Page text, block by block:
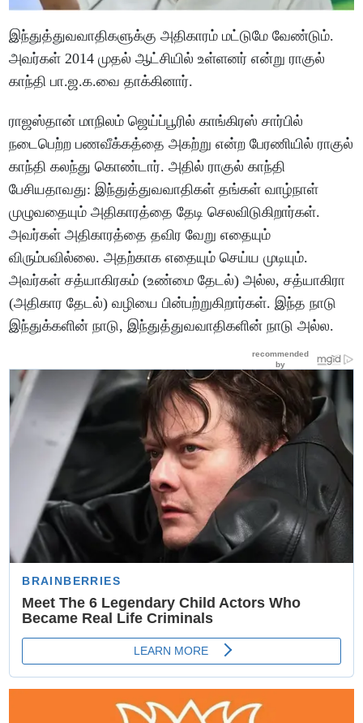
இந்துத்துவவாதிகளுக்கு அதிகாரம் மட்டுமே வேண்டும்.
அவர்கள் 2014 முதல் ஆட்சியில் உள்ளனர் என்று ராகுல்
காந்தி பா.ஜ.க.வை தாக்கினார்.
ராஜஸ்தான் மாநிலம் ஜெய்ப்பூரில் காங்கிரஸ் சார்பில்
நடைபெற்ற பணவீக்கத்தை அகற்று என்ற பேரணியில் ராகுல்
காந்தி கலந்து கொண்டார். அதில் ராகுல் காந்தி
பேசியதாவது: இந்துத்துவவாதிகள் தங்கள் வாழ்நாள்
முழுவதையும் அதிகாரத்தை தேடி செலவிடுகிறார்கள்.
அவர்கள் அதிகாரத்தை தவிர வேறு எதையும்
விரும்பவில்லை. அதற்காக எதையும் செய்ய முடியும்.
அவர்கள் சத்யாகிரகம் (உண்மை தேடல்) அல்ல, சத்யாகிரா
(அதிகார தேடல்) வழியை பின்பற்றுகிறார்கள். இந்த நாடு
இந்துக்களின் நாடு, இந்துத்துவவாதிகளின் நாடு அல்ல.